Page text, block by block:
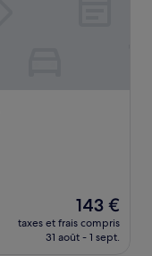
Le
nouveau
prix
143 €
taxes et frais compris
31 août - 1 sept.